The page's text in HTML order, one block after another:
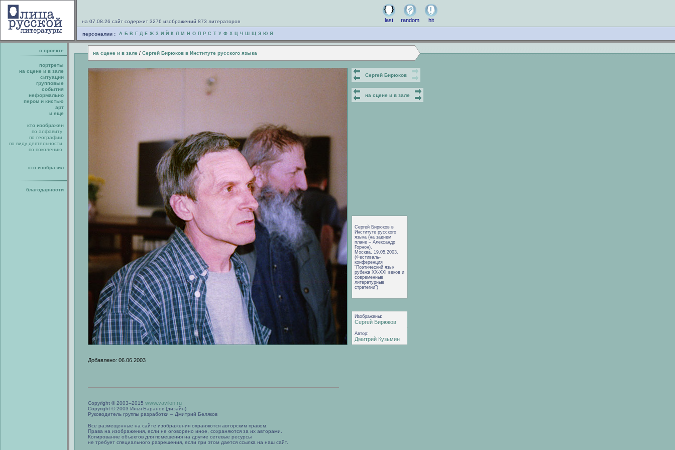
на 07.08.26 сайт содержит 3276 изображений 873 литераторов last random hit
персоналии : А Б В Г Д Е Ж З И Й К Л М Н О П Р С Т У Ф Х Ц Ч Ш Щ Э Ю Я
о проекте на сцене и в зале / Сергей Бирюков в Институте русского языка
портреты
на сцене и в зале
ситуации
групповые
события
неформально
пером и кистью
арт
и еще
кто изображен
по алфавиту
по географии
по виду деятельности
по поколению
кто изобразил
благодарности
Сергей Бирюков
на сцене и в зале
Сергей Бирюков в
Институте русского
языка (на заднем
плане – Александр
Горнон).
Москва, 19.05.2003.
(Фестиваль-
конференция
"Поэтический язык
рубежа XX-XXI веков и
современные
литературные
стратегии")
Изображены:
Сергей Бирюков
Автор:
Дмитрий Кузьмин
Добавлено: 06.06.2003
Copyright © 2003–2015 www.vavilon.ru
Copyright © 2003 Илья Баранов (дизайн)
Руководитель группы разработки – Дмитрий Беляков
Все размещенные на сайте изображения охраняются авторским правом.
Права на изображения, если не оговорено иное, сохраняются за их авторами.
Копирование объектов для помещения на другие сетевые ресурсы
не требует специального разрешения, если при этом дается ссылка на наш сайт.